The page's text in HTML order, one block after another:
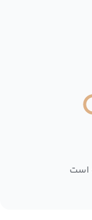
است